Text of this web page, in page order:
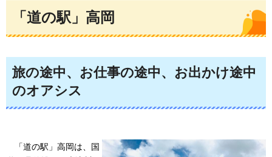
「道の駅」高岡
旅の途中、お仕事の途中、お出かけ途中
のオアシス
「道の駅」 高岡は、国